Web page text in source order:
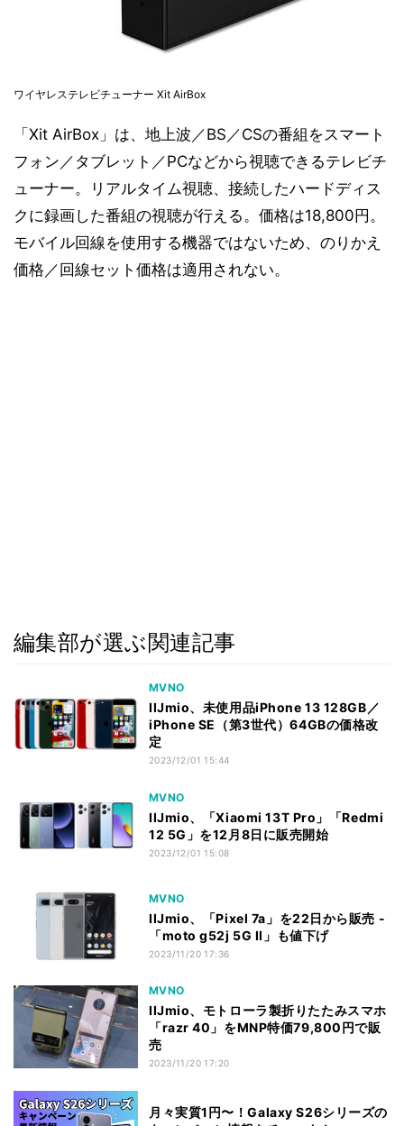
ワイヤレステレビチューナー Xit AirBox
「Xit AirBox」は、地上波／BS／CSの番組をスマート
フォン／タブレット／PCなどから視聴できるテレビチ
ューナー。リアルタイム視聴、接続したハードディス
クに録画した番組の視聴が行える。価格は18,800円。
モバイル回線を使用する機器ではないため、のりかえ
価格／回線セット価格は適用されない。
編集部が選ぶ関連記事
MVNO
IIJmio、未使用品iPhone 13 128GB／
iPhone SE（第3世代）64GBの価格改
定
2023/12/01 15:44
MVNO
IIJmio、「Xiaomi 13T Pro」「Redmi
12 5G」を12月8日に販売開始
2023/12/01 15:08
MVNO
IIJmio、「Pixel 7a」を22日から販売 -
「moto g52j 5G II」も値下げ
2023/11/20 17:36
MVNO
IIJmio、モトローラ製折りたたみスマホ
「razr 40」をMNP特価79,800円で販
売
2023/11/20 17:20
月々実質1円〜！Galaxy S26シリーズの